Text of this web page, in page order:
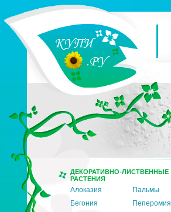
ДЕКОРАТИВНО-ЛИСТВЕННЫЕ
РАСТЕНИЯ
Алоказия
Пальмы
Бегония
Пеперомия